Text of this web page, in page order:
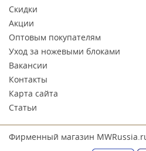
Скидки
Акции
Оптовым покупателям
Уход за ножевыми блоками
Вакансии
Контакты
Карта сайта
Статьи
Фирменный магазин